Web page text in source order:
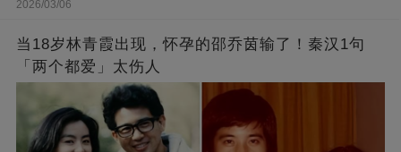
2026/03/06
当18岁林青霞出现，怀孕的邵乔茵输了！秦汉1句
「两个都爱」太伤人